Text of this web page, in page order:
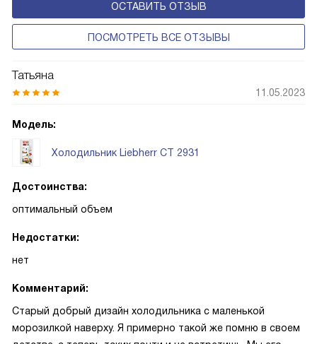
свежести BioFresh 0°C. Они встречаются в сериях Plus,
Prime и Peak.
ОСТАВИТЬ ОТЗЫВ
ПОСМОТРЕТЬ ВСЕ ОТЗЫВЫ
Татьяна
11.05.2023
Модель:
Холодильник Liebherr CT 2931
Достоинства:
оптимальный объем
Недостатки:
нет
Комментарий:
Старый добрый дизайн холодильника с маленькой
морозилкой наверху. Я примерно такой же помню в своем